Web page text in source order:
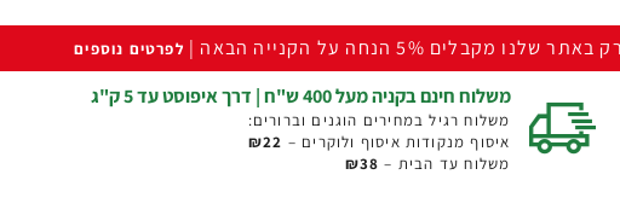
באתר שלנו מקבלים 5% הנחה על הקנייה הבאה | לפרטים נוספים
משלוח חינם בקניה מעל 400 ש"ח | דרך איפוסט עד 5 ק"ג
משלוח רגיל במחירים הוגנים וברורים:
איסוף מנקודות איסוף ולוקרים – ₪22
משלוח עד הבית – ₪38